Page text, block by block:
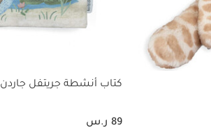
كتاب أنشطة جريتفل جاردن
89 ر.س